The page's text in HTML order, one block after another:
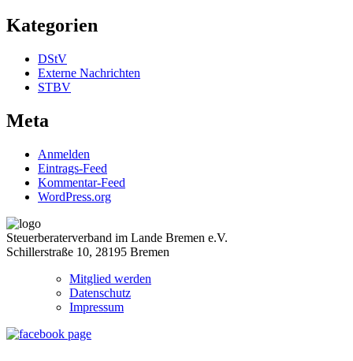
Kategorien
DStV
Externe Nachrichten
STBV
Meta
Anmelden
Eintrags-Feed
Kommentar-Feed
WordPress.org
Steuerberaterverband im Lande Bremen e.V.
Schillerstraße 10, 28195 Bremen
Mitglied werden
Datenschutz
Impressum